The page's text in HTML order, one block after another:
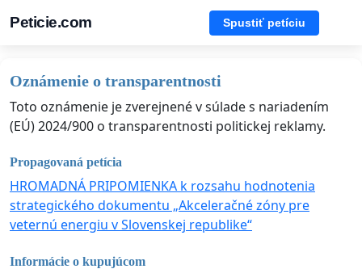
Peticie.com Spustiť petíciu
Oznámenie o transparentnosti
Toto oznámenie je zverejnené v súlade s nariadením
(EÚ) 2024/900 o transparentnosti politickej reklamy.
Propagovaná petícia
HROMADNÁ PRIPOMIENKA k rozsahu hodnotenia
strategického dokumentu „Akceleračné zóny pre
veternú energiu v Slovenskej republike“
Informácie o kupujúcom